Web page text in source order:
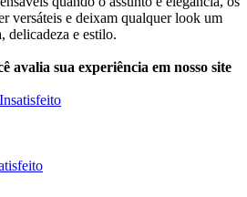
versáteis e deixam qualquer look um
delicadeza e estilo.
avalia sua experiência em nosso site